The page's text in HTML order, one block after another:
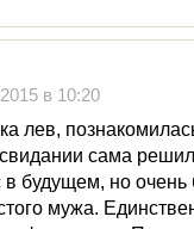
в 10:20
лев,
сама
в будущем, но очень
мужа.